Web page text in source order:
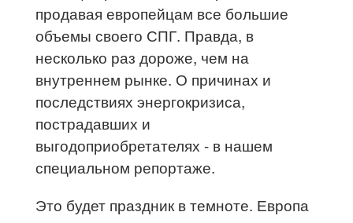
продавая европейцам все большие
объемы своего СПГ. Правда, в
несколько раз дороже, чем на
внутреннем рынке. О причинах и
последствиях энергокризиса,
пострадавших и
выгодоприобретателях - в нашем
специальном репортаже.
Это будет праздник в темноте. Европа